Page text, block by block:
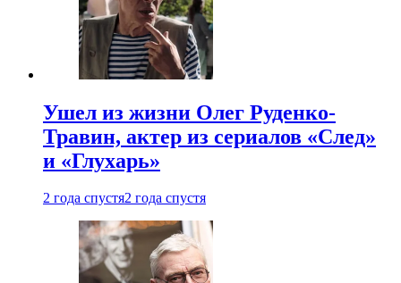
Ушел из жизни Олег Руденко-
Травин, актер из сериалов «След»
и «Глухарь»
2 года спустя2 года спустя